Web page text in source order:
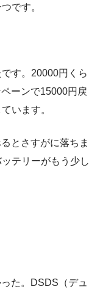
です。
す。20000円くら
ーンで15000円戻
います。
とさすがに落ちま
テリーがもう少し
た。DSDS（デュ